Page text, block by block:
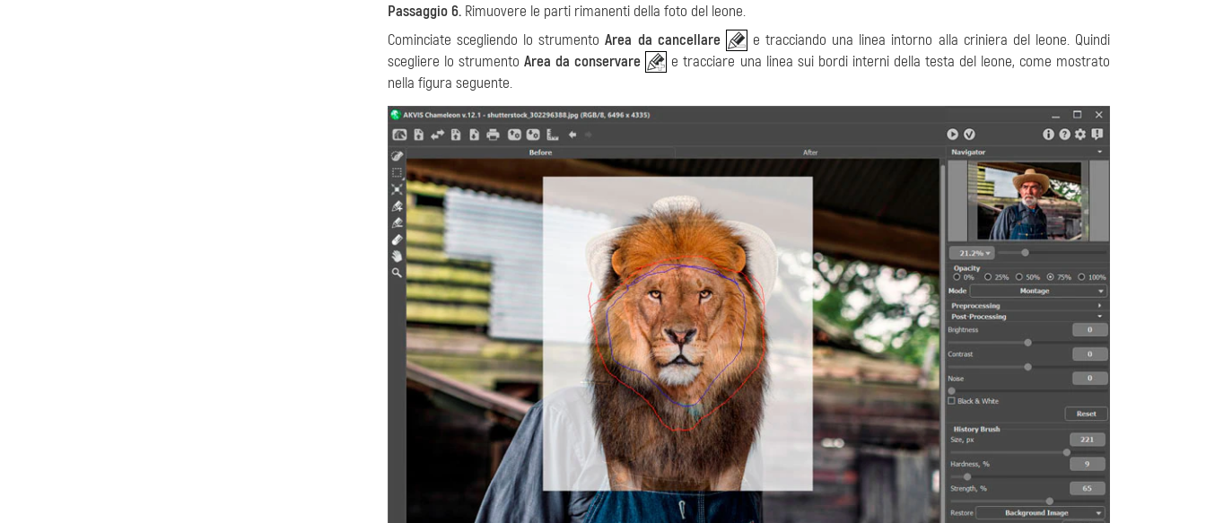
Passaggio 6. Rimuovere le parti rimanenti della foto del leone.
Cominciate scegliendo lo strumentoArea da cancellare
e tracciando una linea intorno alla criniera del leone. Quindi
scegliere lo strumentoArea da conservare
e tracciare una linea sui bordi interni della testa del leone, come mostrato
nella figura seguente.